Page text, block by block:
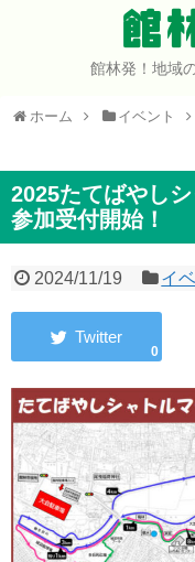
館
館林発！地域
ホーム イベント
2025たてばやし
参加受付開始！
2024/11/19 イ
0
ホーム
イベント
グルメ
コミュニティ
宇宙よりも遠い場所